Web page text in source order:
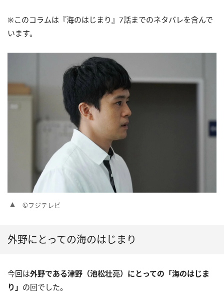
※このコラムは『海のはじまり』7話までのネタバレを含んで
います。
©フジテレビ
外野にとっての海のはじまり
今回は外野である津野（池松壮亮）にとっての「海のはじま
り」 の回でした。